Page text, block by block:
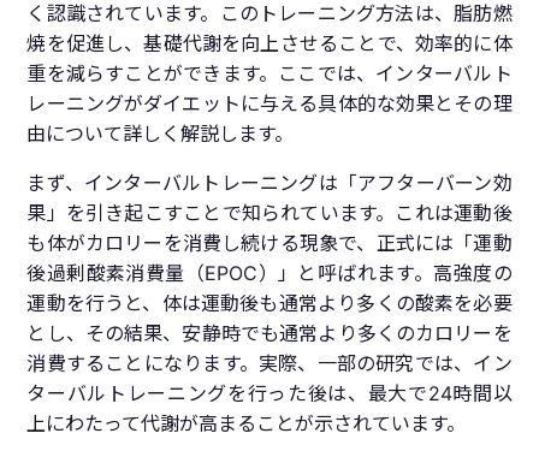
く認識されています。このトレーニング方法は、脂肪燃
焼を促進し、基礎代謝を向上させることで、効率的に体
重を減らすことができます。ここでは、インターバルト
レーニングがダイエットに与える具体的な効果とその理
由について詳しく解説します。
まず、インターバルトレーニングは「アフターバーン効
果」を引き起こすことで知られています。これは運動後
も体がカロリーを消費し続ける現象で、正式には「運動
後過剰酸素消費量（EPOC）」と呼ばれます。高強度の
運動を行うと、体は運動後も通常より多くの酸素を必要
とし、その結果、安静時でも通常より多くのカロリーを
消費することになります。実際、一部の研究では、イン
ターバルトレーニングを行った後は、最大で24時間以
上にわたって代謝が高まることが示されています。